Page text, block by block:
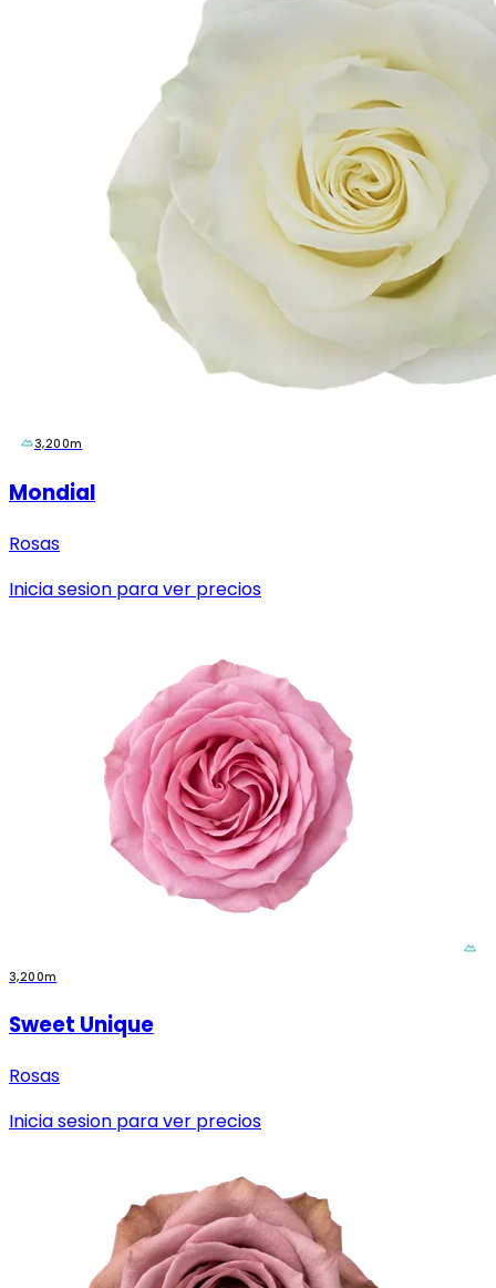
3,200m
Mondial
Rosas
Inicia sesion para ver precios
3,200m
Sweet Unique
Rosas
Inicia sesion para ver precios